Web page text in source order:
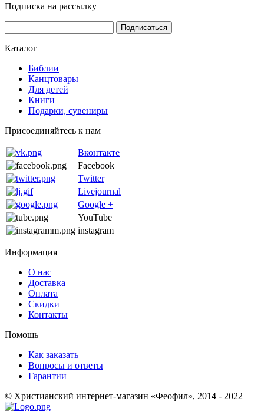
Подписка на рассылку
Каталог
Библии
Канцтовары
Для детей
Книги
Подарки, сувениры
Присоединяйтесь к нам
Вконтакте
Facebook
Twitter
Livejournal
Google +
YouTube
instagram
Информация
О нас
Доставка
Оплата
Скидки
Контакты
Помощь
Как заказать
Вопросы и ответы
Гарантии
© Христианский интернет-магазин «Феофил», 2014 - 2022